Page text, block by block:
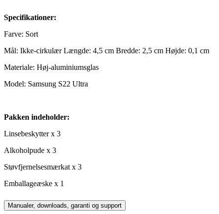
Specifikationer:
Farve: Sort
Mål: Ikke-cirkulær Længde: 4,5 cm Bredde: 2,5 cm Højde: 0,1 cm
Materiale: Høj-aluminiumsglas
Model: Samsung S22 Ultra
Pakken indeholder:
Linsebeskytter x 3
Alkoholpude x 3
Støvfjernelsesmærkat x 3
Emballageæske x 1
Manualer, downloads, garanti og support